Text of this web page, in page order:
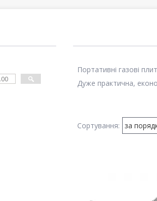
Портативні газові
Дуже практична,